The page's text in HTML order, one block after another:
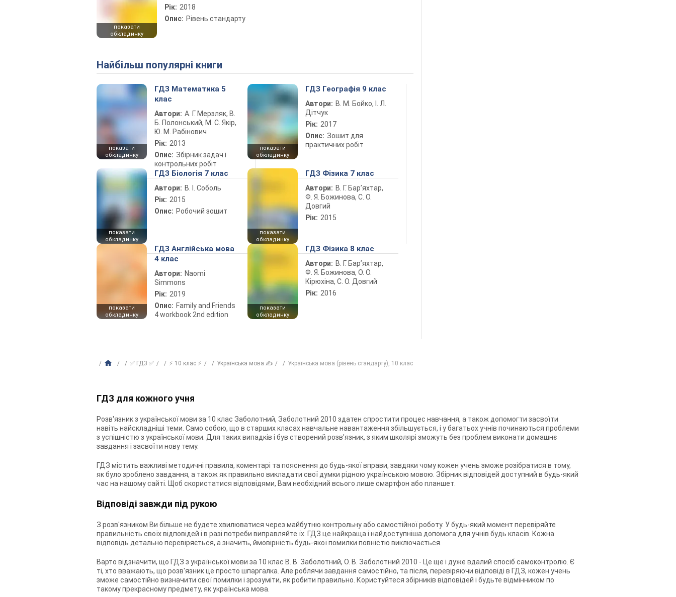
показати
обкладинку
Рік: 2018
Опис: Рівень стандарту
Найбільш популярні книги
показати
обкладинку
ГДЗ Математика 5
клас
Автори: А. Г. Мерзляк, В.
Б. Полонський, М. С. Якір,
Ю. М. Рабінович
Рік: 2013
Опис: Збірник задач і
контрольних робіт
показати
обкладинку
ГДЗ Географія 9 клас
Автори: В. М. Бойко, І. Л.
Дітчук
Рік: 2017
Опис: Зошит для
практичних робіт
показати
обкладинку
ГДЗ Біологія 7 клас
Автори: В. І. Соболь
Рік: 2015
Опис: Робочий зошит
показати
обкладинку
ГДЗ Фізика 7 клас
Автори: В. Г. Бар’яхтар,
Ф. Я. Божинова, С. О.
Довгий
Рік: 2015
показати
обкладинку
ГДЗ Англійська мова
4 клас
Автори: Naomi
Simmons
Рік: 2019
Опис: Family and Friends
4 workbook 2nd edition
показати
обкладинку
ГДЗ Фізика 8 клас
Автори: В. Г. Бар’яхтар,
Ф. Я. Божинова, О. О.
Кірюхіна, С. О. Довгий
Рік: 2016
✅ ГДЗ ✅ ⚡ 10 клас ⚡ Українська мова ✍ Українська мова (рівень стандарту), 10 клас
ГДЗ для кожного учня
Розв'язник з української мови за 10 клас Заболотний, Заболотний 2010 здатен спростити процес навчання, а також допомогти засвоїти
навіть найскладніші теми. Само собою, що в старших класах навчальне навантаження збільшується, і у багатьох учнів починаються проблеми
з успішністю з української мови. Для таких випадків і був створений розв'язник, з яким школярі зможуть без проблем виконати домашнє
завдання і засвоїти нову тему.
ГДЗ містить важливі методичні правила, коментарі та пояснення до будь-якої вправи, завдяки чому кожен учень зможе розібратися в тому,
як було зроблено завдання, а також як правильно викладати свої думки рідною українською мовою. Збірник відповідей доступний в будь-який
час на нашому сайті. Щоб скористатися відповідями, Вам необхідний всього лише смартфон або планшет.
Відповіді завжди під рукою
З розв'язником Ви більше не будете хвилюватися через майбутню контрольну або самостійної роботу. У будь-який момент перевіряйте
правильність своїх відповідей і в разі потреби виправляйте їх. ГДЗ це найкраща і найдоступніша допомога для учнів будь класів. Кожна
відповідь детально перевіряється, а значить, ймовірність будь-якої помилки повністю виключається.
Варто відзначити, що ГДЗ з української мови за 10 клас В. В. Заболотний, О. В. Заболотний 2010 - Це ще і дуже вдалий спосіб самоконтролю. Є
ті, хто вважають, що розв'язник це просто шпаргалка. Але роблячи завдання самостійно, та після, перевіряючи відповіді в ГДЗ, кожен учень
зможе самостійно визначити свої помилки і зрозуміти, як робити правильно. Користуйтеся збірників відповідей і будьте відмінником по
такому прекрасному предмету, як українська мова.